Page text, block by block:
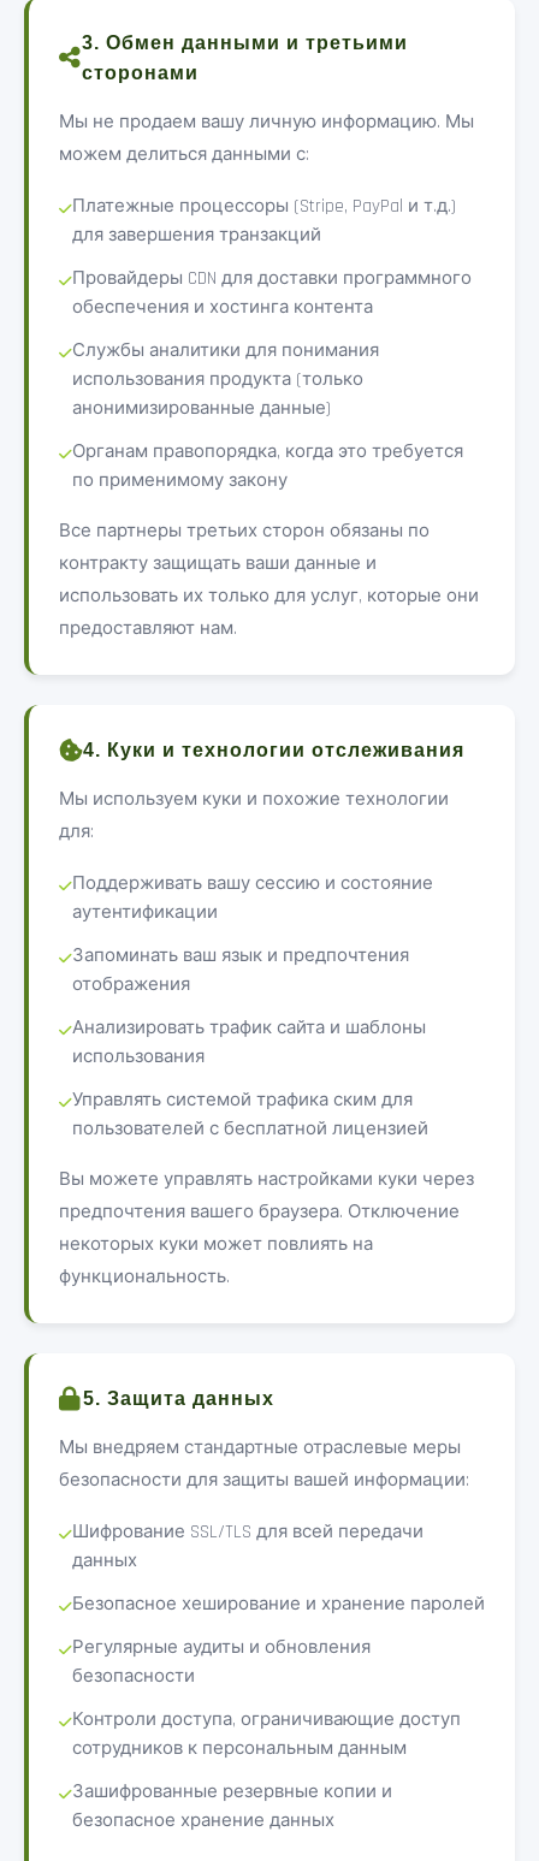
3. Обмен данными и третьими
сторонами
Мы не продаем вашу личную информацию. Мы
можем делиться данными с:
Платежные процессоры (Stripe, PayPal и т.д.)
для завершения транзакций
Провайдеры CDN для доставки программного
обеспечения и хостинга контента
Службы аналитики для понимания
использования продукта (только
анонимизированные данные)
Органам правопорядка, когда это требуется
по применимому закону
Все партнеры третьих сторон обязаны по
контракту защищать ваши данные и
использовать их только для услуг, которые они
предоставляют нам.
4. Куки и технологии отслеживания
Мы используем куки и похожие технологии
для:
Поддерживать вашу сессию и состояние
аутентификации
Запоминать ваш язык и предпочтения
отображения
Анализировать трафик сайта и шаблоны
использования
Управлять системой трафика ским для
пользователей с бесплатной лицензией
Вы можете управлять настройками куки через
предпочтения вашего браузера. Отключение
некоторых куки может повлиять на
функциональность.
5. Защита данных
Мы внедряем стандартные отраслевые меры
безопасности для защиты вашей информации:
Шифрование SSL/TLS для всей передачи
данных
Безопасное хеширование и хранение паролей
Регулярные аудиты и обновления
безопасности
Контроли доступа, ограничивающие доступ
сотрудников к персональным данным
Зашифрованные резервные копии и
безопасное хранение данных